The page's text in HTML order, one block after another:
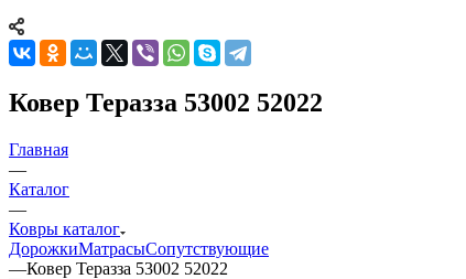
Ковер Теразза 53002 52022
Главная
—
Каталог
—
Ковры каталог
ДорожкиМатрасыСопутствующие
—Ковер Теразза 53002 52022